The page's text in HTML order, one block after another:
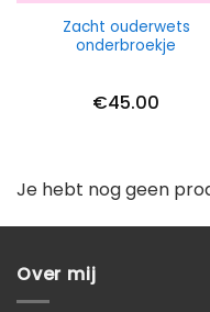
Zacht ouderwets
onderbroekje
€45.00
Je hebt nog geen
Over mij